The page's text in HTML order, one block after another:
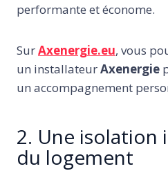
performante et économe.
SurAxenergie.eu, vous
un installateurAxenergie
un accompagnement
2. Une isolation
du logement